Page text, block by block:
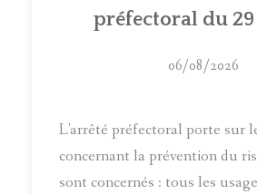
préfectoral du
06/08/2026
L'arrêté préfectoral porte sur
concernant la prévention du
sont concernés : tous les